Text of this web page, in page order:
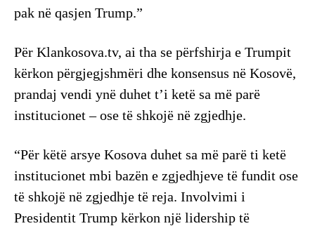
pak në qasjen Trump.”
Për Klankosova.tv, ai tha se përfshirja e Trumpit
kërkon përgjegjshmëri dhe konsensus në Kosovë,
prandaj vendi ynë duhet t’i ketë sa më parë
institucionet – ose të shkojë në zgjedhje.
“Për këtë arsye Kosova duhet sa më parë ti ketë
institucionet mbi bazën e zgjedhjeve të fundit ose
të shkojë në zgjedhje të reja. Involvimi i
Presidentit Trump kërkon një lidership të